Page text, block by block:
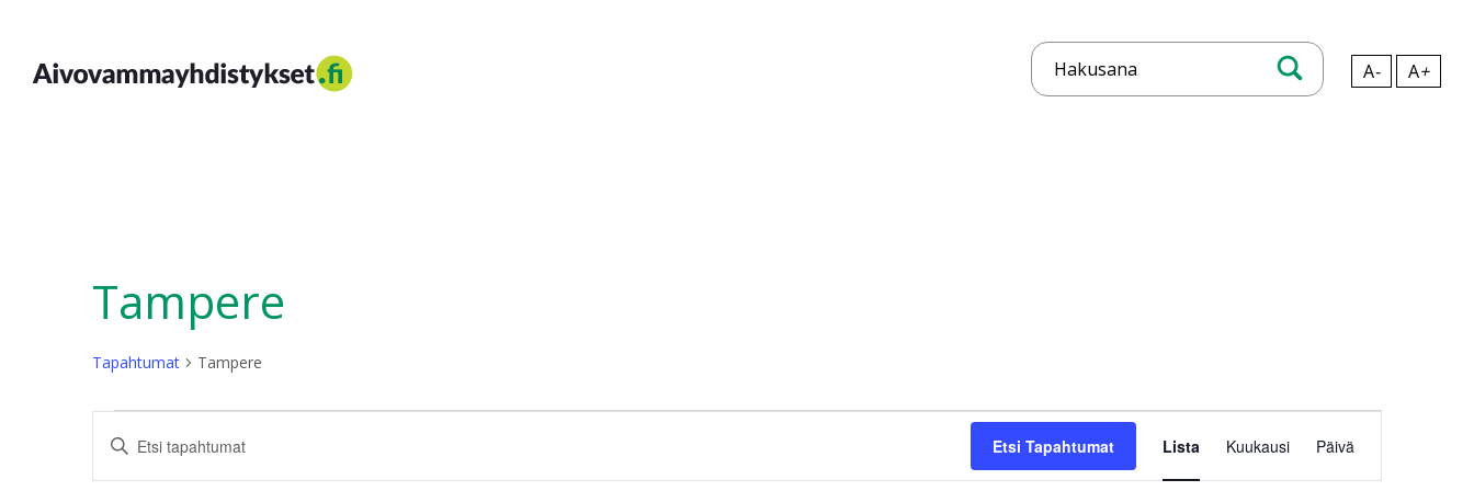
A- A+
Hae
Tampere
Tapahtumat Tampere
Tapahtumat
Tapahtumat
Syötä
hakusana.
Etsi Tapahtumat
Views
Navigation
Lista Kuukausi Päivä